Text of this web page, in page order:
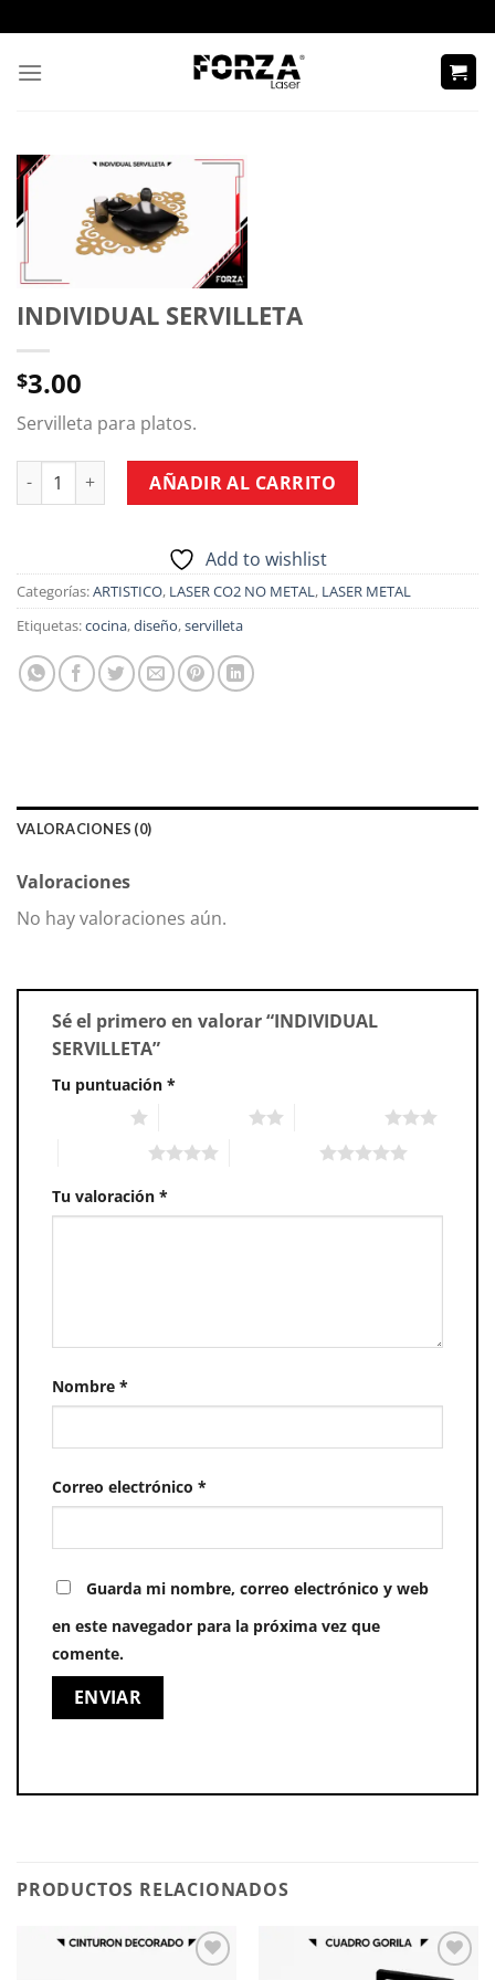
to
content
INDIVIDUAL SERVILLETA
$3.00
Servilleta para platos.
INDIVIDUAL SERVILLETA cantidad
AÑADIR AL CARRITO
Add to wishlist
Categorías:ARTISTICO, LASER CO2 NO METAL , LASER METAL
Etiquetas:cocina,diseño,servilleta
VALORACIONES (0)
Valoraciones
No hay valoraciones aún.
Sé el primero en valorar “INDIVIDUAL
SERVILLETA”
Tu puntuación *
Tu valoración *
Nombre *
Correo electrónico *
Guarda mi nombre, correo electrónico y web
en este navegador para la próxima vez que
comente.
PRODUCTOS RELACIONADOS